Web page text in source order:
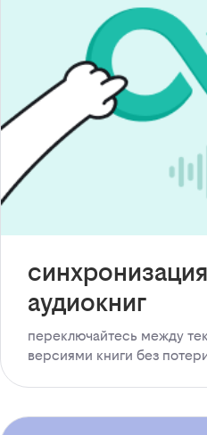
аудиокниг
переключайтесь между
версиями книги без